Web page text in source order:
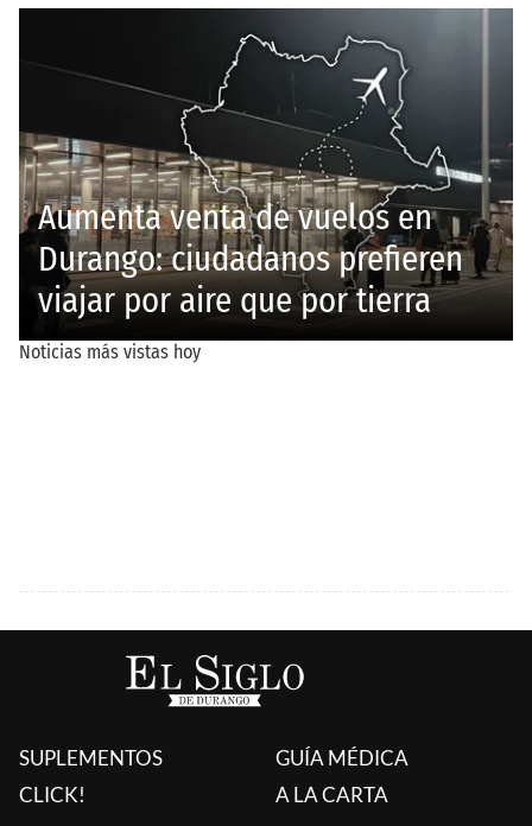
SUPLEMENTOS
CLICK!
GUÍA MÉDICA
A LA CARTA